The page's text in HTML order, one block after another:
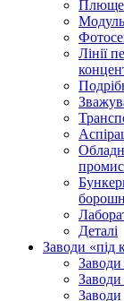
Лінії
Деталі
Заводи «під
Заводи